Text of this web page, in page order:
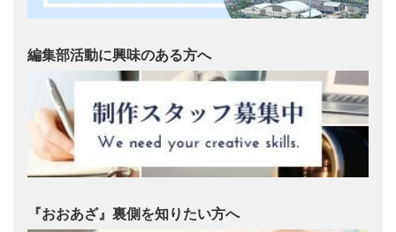
編集部活動に興味のある方へ
『おおあざ』裏側を知りたい方へ